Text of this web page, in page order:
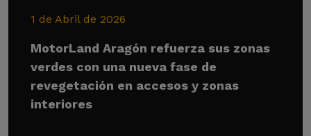
1 de Abril de 2026
MotorLand Aragón refuerza sus zonas
verdes con una nueva fase de
revegetación en accesos y zonas
interiores